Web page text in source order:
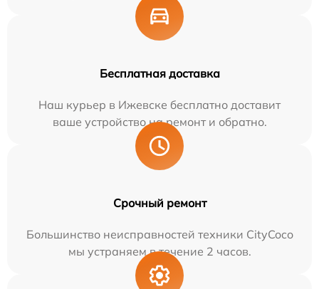
Бесплатная доставка
Наш курьер в Ижевске бесплатно доставит
ваше устройство на ремонт и обратно.
Срочный ремонт
Большинство неисправностей техники CityCoco
мы устраняем в течение 2 часов.